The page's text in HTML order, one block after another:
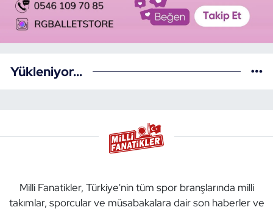
Yükleniyor...
Milli Fanatikler, Türkiye'nin tüm spor branşlarında milli
takımlar, sporcular ve müsabakalara dair son haberler ve